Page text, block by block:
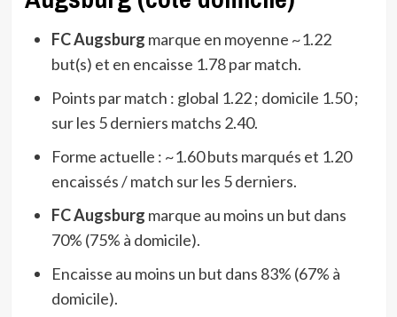
FC Augsburg marque en moyenne ~1.22
but(s) et en encaisse 1.78 par match.
Points par match : global 1.22 ; domicile 1.50 ;
sur les 5 derniers matchs 2.40.
Forme actuelle : ~1.60 buts marqués et 1.20
encaissés / match sur les 5 derniers.
FC Augsburg marque au moins un but dans
70% (75% à domicile).
Encaisse au moins un but dans 83% (67% à
domicile).